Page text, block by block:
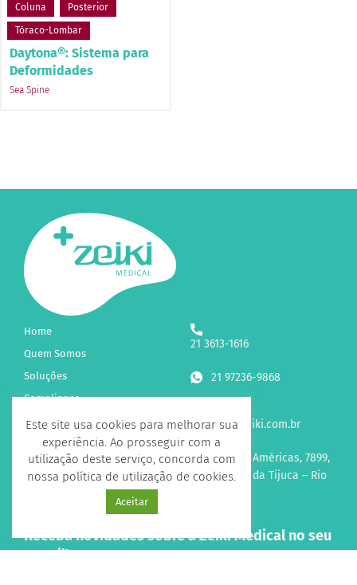
Coluna Posterior
Tóraco-Lombar
Daytona®: Sistema para
Deformidades
Sea Spine
Home
Quem Somos
Soluções
Compliance
Blog
Fale Conosco
21 3613-1616
21 97236-9868
contato@zeiki.com.br
Av. das Américas, 7899,
sl 315 Barra da Tijuca – Rio
Receba novidades sobre a Zeiki Medical no seu
e-mail!
Este site usa cookies para melhorar sua
experiência. Ao prosseguir com a
utilização deste serviço, concorda com
nossa política de utilização de cookies.
Aceitar